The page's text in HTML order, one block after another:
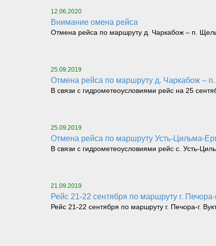
12.06.2020
Внимание омена рейса
Отмена рейса по маршруту д. Чаркабож – п.
25.09.2019
Отмена рейса по маршруту д. Чаркабож –
В связи с гидрометеоусловиями рейс на 25
25.09.2019
Отмена рейса по маршруту Усть-Цильма-
В связи с гидрометеоусловиями рейс с. Усть-
21.09.2019
Рейс 21-22 сентября по маршруту г.
Рейс 21-22 сентября по маршруту г. Печора-г.